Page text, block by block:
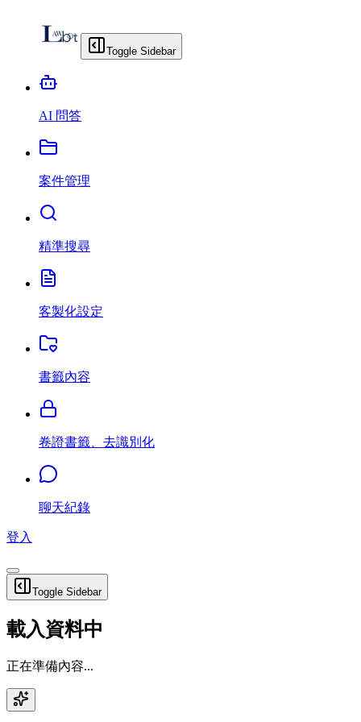
Toggle Sidebar
AI 問答
案件管理
精準搜尋
客製化設定
書籤內容
卷證書籤、去識別化
聊天紀錄
登入
Toggle Sidebar
載入資料中
正在準備內容...